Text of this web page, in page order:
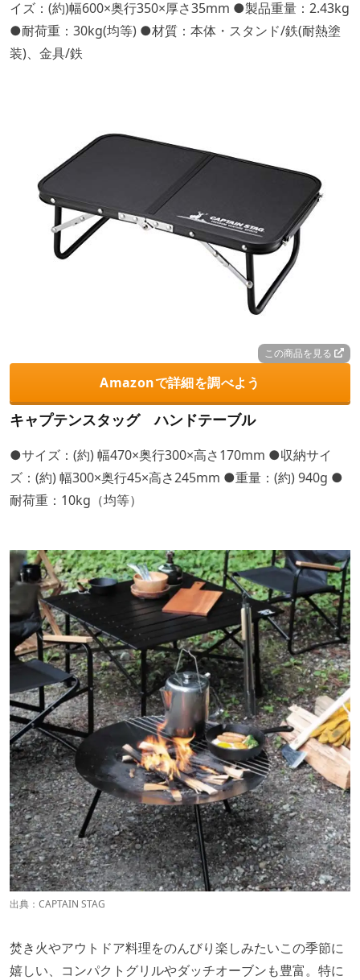
イズ：(約)幅600×奥行350×厚さ35mm ●製品重量：2.43kg
●耐荷重：30kg(均等) ●材質：本体・スタンド/鉄(耐熱塗
装)、金具/鉄
この商品を見る
Amazonで詳細を調べよう
キャプテンスタッグ ハンドテーブル
●サイズ：(約) 幅470×奥行300×高さ170mm ●収納サイ
ズ：(約) 幅300×奥行45×高さ245mm ●重量：(約) 940g ●
耐荷重：10kg（均等）
出典： CAPTAIN STAG
焚き火やアウトドア料理をのんびり楽しみたいこの季節に
嬉しい、コンパクトグリルやダッチオーブンも豊富。特に